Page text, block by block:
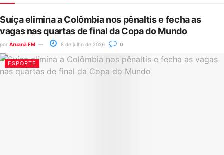
Suíça elimina a Colômbia nos pênaltis e fecha as
vagas nas quartas de final da Copa do Mundo
por Aruanã FM 8 de julho de 2026 0
ESPORTE